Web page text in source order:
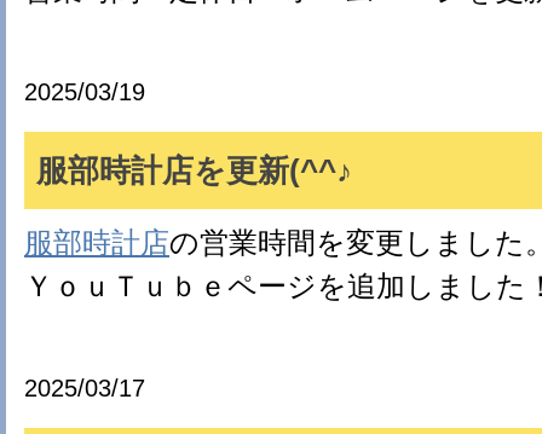
2025/03/19
服部時計店を更新(^^♪
服部時計店の営業時間を変更しました
ＹｏｕＴｕｂｅページを追加しました
2025/03/17